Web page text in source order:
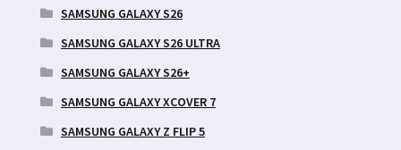
SAMSUNG GALAXY S26
SAMSUNG GALAXY S26 ULTRA
SAMSUNG GALAXY S26+
SAMSUNG GALAXY XCOVER 7
SAMSUNG GALAXY Z FLIP 5